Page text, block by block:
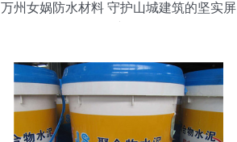
万州女娲防水材料 守护山城建筑的坚实屏